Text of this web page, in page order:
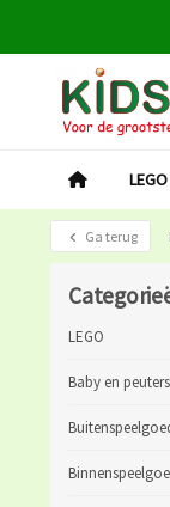
LEGO
Ga terug
LEGO
Baby en